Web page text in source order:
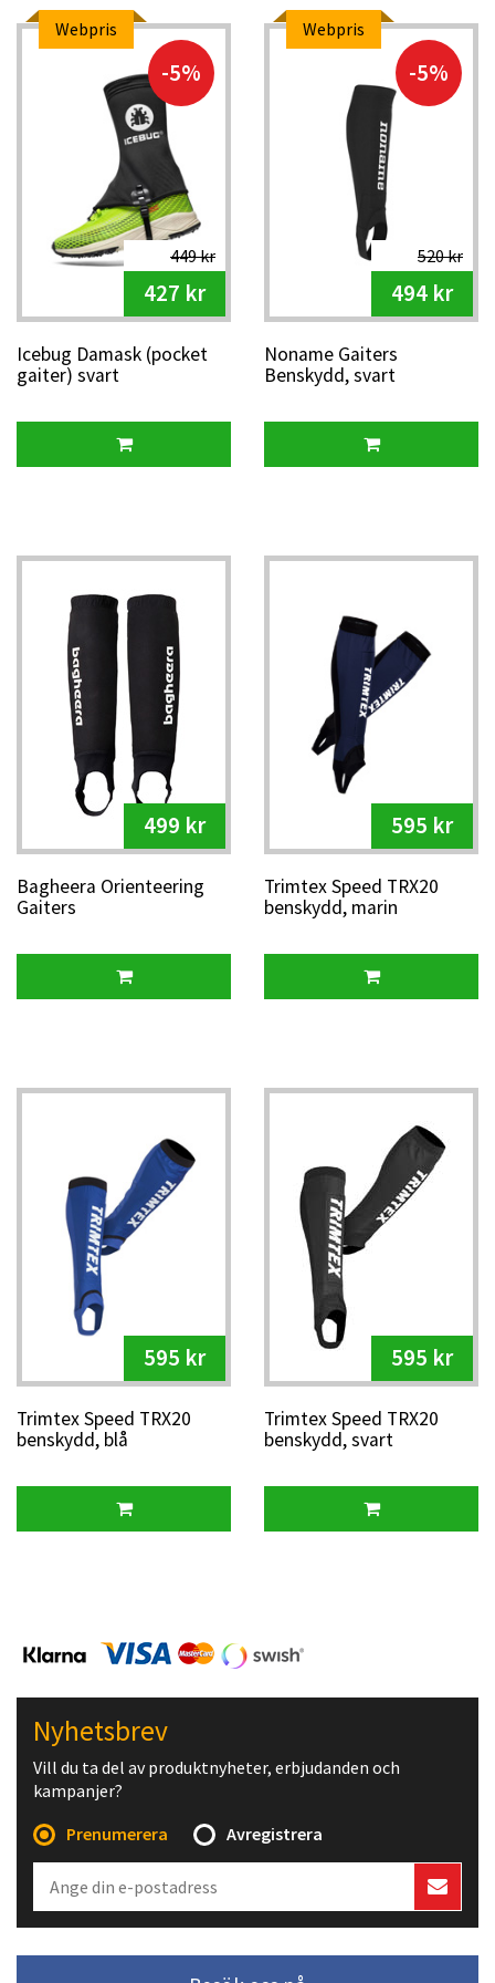
Webpris
-5%
449 kr
427 kr
Icebug Damask (pocket
gaiter) svart
Webpris
-5%
520 kr
494 kr
Noname Gaiters
Benskydd, svart
499 kr
Bagheera Orienteering
Gaiters
595 kr
Trimtex Speed TRX20
benskydd, marin
595 kr
Trimtex Speed TRX20
benskydd, blå
595 kr
Trimtex Speed TRX20
benskydd, svart
Nyhetsbrev
Vill du ta del av produktnyheter, erbjudanden och
kampanjer?
Prenumerera
Avregistrera